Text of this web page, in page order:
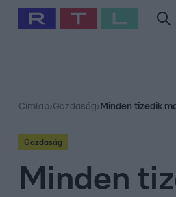
Babits Marcella Szellő István
Címlap›Gazdaság› Minden tizedik
Gazdaság
Minden